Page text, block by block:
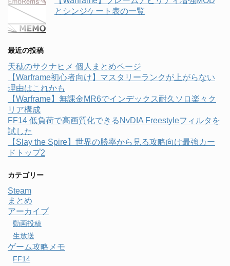
とシンジケート表の一覧
最近の投稿
天穂のサクナヒメ 個人まとめページ
【Warframe初心者向け】マスタリーランクが上がらない
理由はこれかも
【Warframe】無課金MR6でインデックス耐久ソロ楽々ク
リア構成
FF14 低負荷で高画質化できるNvDIA Freestyleフィルタを
試した
【Slay the Spire】世界の勝率から見る攻略向け最強カー
ドトップ2
カテゴリー
Steam
まとめ
アーカイブ
動画投稿
生放送
ゲーム攻略メモ
FF14